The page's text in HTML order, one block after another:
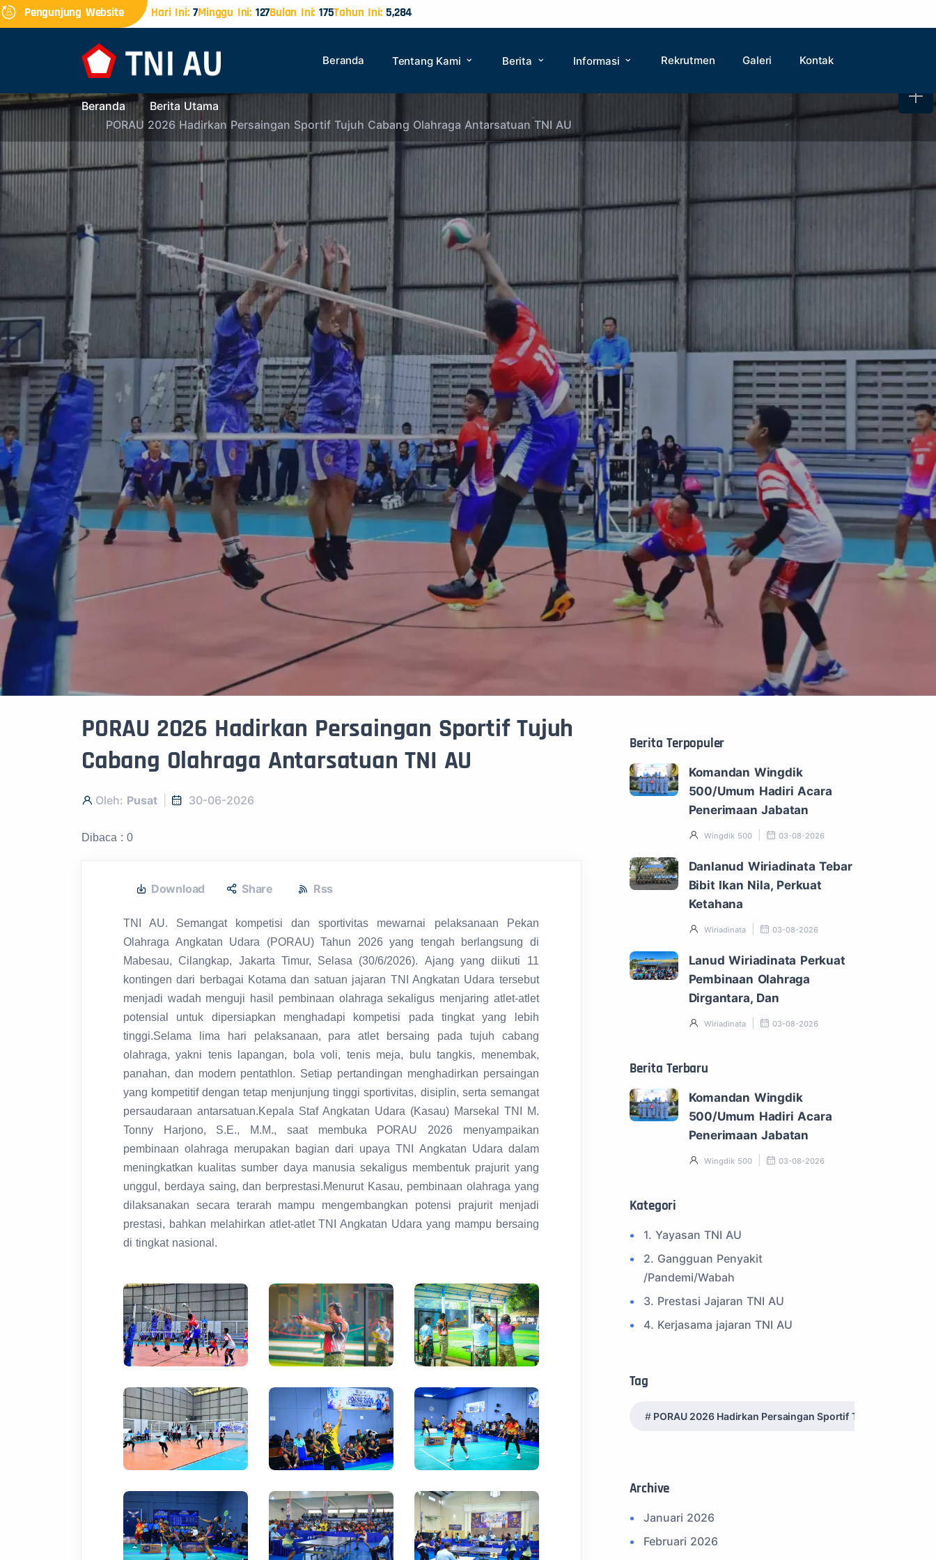
Pengunjung Website Hari Ini:7Minggu Ini: 127Bulan Ini: 175Tahun Ini:5,284
Beranda Tentang Kami Berita Informasi Rekrutmen Galeri Kontak
Beranda
Berita Utama
PORAU 2026 Hadirkan Persaingan Sportif Tujuh Cabang Olahraga Antarsatuan TNI AU
PORAU 2026 Hadirkan Persaingan Sportif Tujuh
Cabang Olahraga Antarsatuan TNI AU
Oleh: Pusat 30-06-2026
Dibaca : 0
Download Share Rss
TNI AU. Semangat kompetisi dan sportivitas mewarnai pelaksanaan Pekan
Olahraga Angkatan Udara (PORAU) Tahun 2026 yang tengah berlangsung di
Mabesau, Cilangkap, Jakarta Timur, Selasa (30/6/2026). Ajang yang diikuti 11
kontingen dari berbagai Kotama dan satuan jajaran TNI Angkatan Udara tersebut
menjadi wadah menguji hasil pembinaan olahraga sekaligus menjaring atlet-atlet
potensial untuk dipersiapkan menghadapi kompetisi pada tingkat yang lebih
tinggi.Selama lima hari pelaksanaan, para atlet bersaing pada tujuh cabang
olahraga, yakni tenis lapangan, bola voli, tenis meja, bulu tangkis, menembak,
panahan, dan modern pentathlon. Setiap pertandingan menghadirkan persaingan
yang kompetitif dengan tetap menjunjung tinggi sportivitas, disiplin, serta semangat
persaudaraan antarsatuan.Kepala Staf Angkatan Udara (Kasau) Marsekal TNI M.
Tonny Harjono, S.E., M.M., saat membuka PORAU 2026 menyampaikan
pembinaan olahraga merupakan bagian dari upaya TNI Angkatan Udara dalam
meningkatkan kualitas sumber daya manusia sekaligus membentuk prajurit yang
unggul, berdaya saing, dan berprestasi.Menurut Kasau, pembinaan olahraga yang
dilaksanakan secara terarah mampu mengembangkan potensi prajurit menjadi
prestasi, bahkan melahirkan atlet-atlet TNI Angkatan Udara yang mampu bersaing
di tingkat nasional.
Berita Terpopuler
Komandan Wingdik
500/Umum Hadiri Acara
Penerimaan Jabatan
Wingdik 500 03-08-2026
Danlanud Wiriadinata Tebar
Bibit Ikan Nila, Perkuat
Ketahana
Wiriadinata 03-08-2026
Lanud Wiriadinata Perkuat
Pembinaan Olahraga
Dirgantara, Dan
Wiriadinata 03-08-2026
Berita Terbaru
Komandan Wingdik
500/Umum Hadiri Acara
Penerimaan Jabatan
Wingdik 500 03-08-2026
Kategori
1. Yayasan TNI AU
2. Gangguan Penyakit
/Pandemi/Wabah
3. Prestasi Jajaran TNI AU
4. Kerjasama jajaran TNI AU
8. SPAM Sosial Media
11. Info Operasi dan Latihan
12. Federasi Aero Sport Indonesia
13. Satuan Karya Dirgantara - Pramuka
Tag
PORAU 2026 Hadirkan Persaingan Sportif Tujuh Cabang
Archive
Januari 2026
Februari 2026